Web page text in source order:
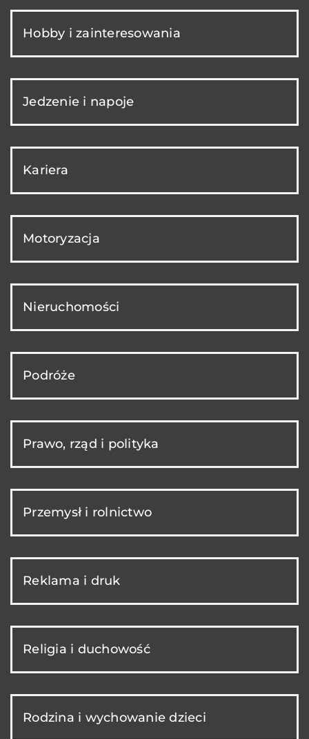
Hobby i zainteresowania
Jedzenie i napoje
Kariera
Motoryzacja
Nieruchomości
Podróże
Prawo, rząd i polityka
Przemysł i rolnictwo
Reklama i druk
Religia i duchowość
Rodzina i wychowanie dzieci